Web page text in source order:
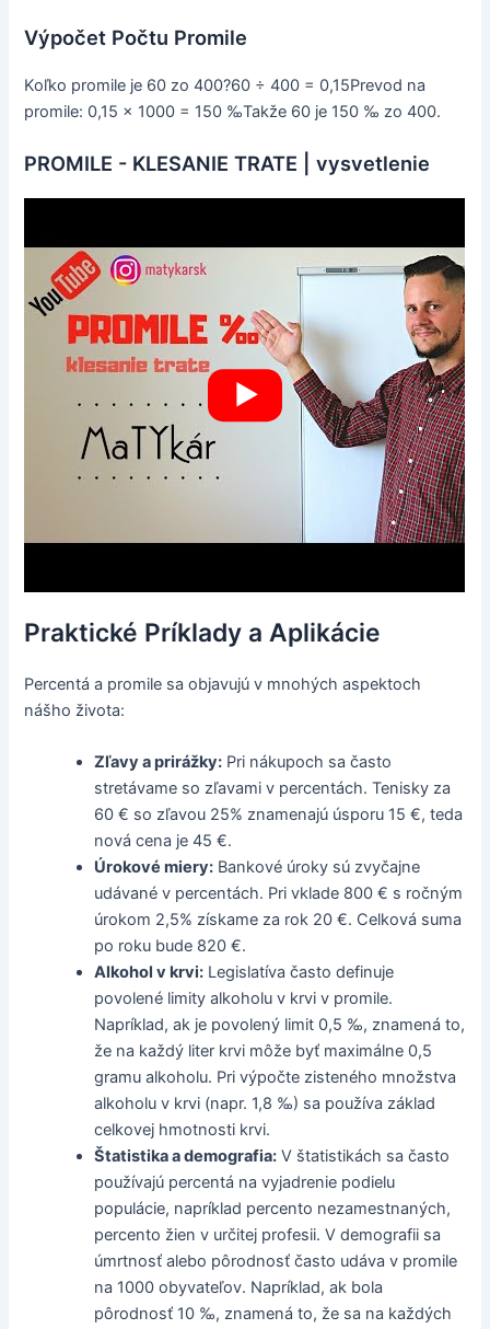
Výpočet Počtu Promile
Koľko promile je 60 zo 400?60 ÷ 400 = 0,15Prevod na
promile: 0,15 × 1000 = 150 ‰Takže 60 je 150 ‰ zo 400.
PROMILE - KLESANIE TRATE | vysvetlenie
Praktické Príklady a Aplikácie
Percentá a promile sa objavujú v mnohých aspektoch
nášho života:
Zľavy a prirážky: Pri nákupoch sa často
stretávame so zľavami v percentách. Tenisky za
60 € so zľavou 25% znamenajú úsporu 15 €, teda
nová cena je 45 €.
Úrokové miery: Bankové úroky sú zvyčajne
udávané v percentách. Pri vklade 800 € s ročným
úrokom 2,5% získame za rok 20 €. Celková suma
po roku bude 820 €.
Alkohol v krvi: Legislatíva často definuje
povolené limity alkoholu v krvi v promile.
Napríklad, ak je povolený limit 0,5 ‰, znamená to,
že na každý liter krvi môže byť maximálne 0,5
gramu alkoholu. Pri výpočte zisteného množstva
alkoholu v krvi (napr. 1,8 ‰) sa používa základ
celkovej hmotnosti krvi.
Štatistika a demografia: V štatistikách sa často
používajú percentá na vyjadrenie podielu
populácie, napríklad percento nezamestnaných,
percento žien v určitej profesii. V demografii sa
úmrtnosť alebo pôrodnosť často udáva v promile
na 1000 obyvateľov. Napríklad, ak bola
pôrodnosť 10 ‰, znamená to, že sa na každých